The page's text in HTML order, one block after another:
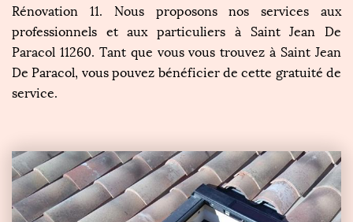
Rénovation 11. Nous proposons nos services aux
professionnels et aux particuliers à Saint Jean De
Paracol 11260. Tant que vous vous trouvez à Saint Jean
De Paracol, vous pouvez bénéficier de cette gratuité de
service.